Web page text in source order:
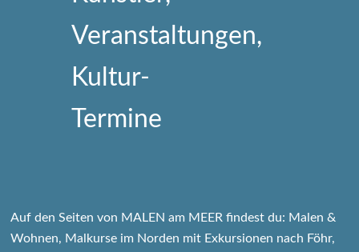
Auf den Seiten von MALEN am MEER findest du: Malen &
Wohnen, Malkurse im Norden mit Exkursionen nach Föhr,